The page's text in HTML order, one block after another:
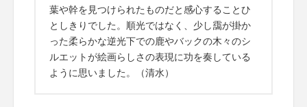
葉や幹を見つけられたものだと感心することひ
としきりでした。順光ではなく、少し靄が掛か
った柔らかな逆光下での鹿やバックの木々のシ
ルエットが絵画らしさの表現に功を奏している
ように思いました。（清水）